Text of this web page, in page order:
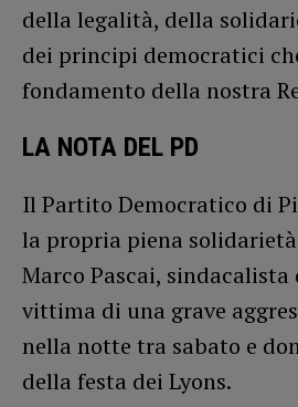
della legalità, della
dei principi democratici
fondamento della nostra
LA NOTA DEL PD
Il Partito Democratico di
la propria piena
Marco Pascai, sindacalista
vittima di una grave
nella notte tra sabato e
della festa dei Lyons.